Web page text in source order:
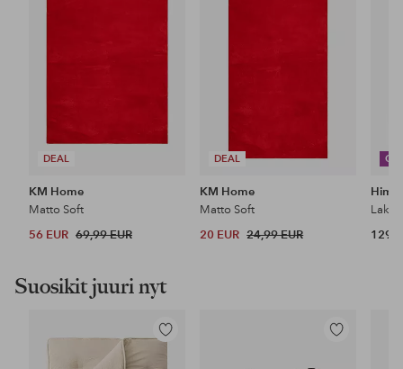
DEAL
KM Home
Matto Soft
56 EUR 69,99 EUR
DEAL
KM Home
Matto Soft
20 EUR 24,99 EUR
Himla
129
Suosikit juuri nyt
Lisää
Lisää